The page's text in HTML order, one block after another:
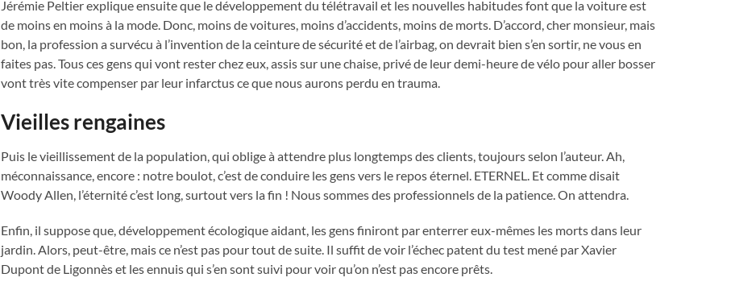
Jérémie Peltier explique ensuite que le développement du télétravail et les nouvelles habitudes font que la voiture est
de moins en moins à la mode. Donc, moins de voitures, moins d’accidents, moins de morts. D’accord, cher monsieur, mais
bon, la profession a survécu à l’invention de la ceinture de sécurité et de l’airbag, on devrait bien s’en sortir, ne vous en
faites pas. Tous ces gens qui vont rester chez eux, assis sur une chaise, privé de leur demi-heure de vélo pour aller bosser
vont très vite compenser par leur infarctus ce que nous aurons perdu en trauma.
Vieilles rengaines
Puis le vieillissement de la population, qui oblige à attendre plus longtemps des clients, toujours selon l’auteur. Ah,
méconnaissance, encore : notre boulot, c’est de conduire les gens vers le repos éternel. ETERNEL. Et comme disait
Woody Allen, l’éternité c’est long, surtout vers la fin ! Nous sommes des professionnels de la patience. On attendra.
Enfin, il suppose que, développement écologique aidant, les gens finiront par enterrer eux-mêmes les morts dans leur
jardin. Alors, peut-être, mais ce n’est pas pour tout de suite. Il suffit de voir l’échec patent du test mené par Xavier
Dupont de Ligonnès et les ennuis qui s’en sont suivi pour voir qu’on n’est pas encore prêts.